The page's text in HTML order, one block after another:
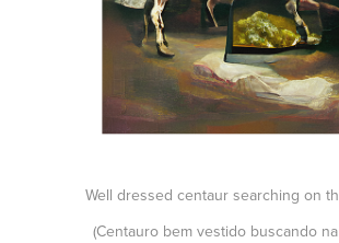
Well dressed centaur searching on
(Centauro bem vestido buscando